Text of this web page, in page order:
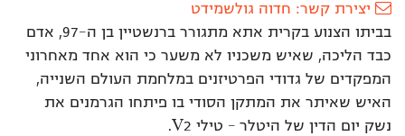
יצירת קשר: חדוה גולשמידט
בביתו הצנוע בקרית אתא מתגורר ברנשטיין בן ה-97, אדם
כבד הליכה, שאיש משכניו לא משער כי הוא אחד מאחרוני
המפקדים של גדודי הפרטיזנים במלחמת העולם השנייה,
האיש שאיתר את המתקן הסודי בו פיתחו הגרמנים את
נשק יום הדין של היטלר – טילי V2.